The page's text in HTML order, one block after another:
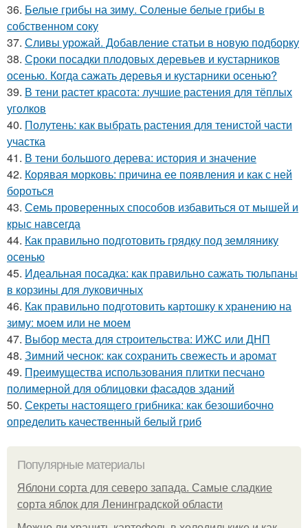
36. Белые грибы на зиму. Соленые белые грибы в
собственном соку
37. Сливы урожай. Добавление статьи в новую подборку
38. Сроки посадки плодовых деревьев и кустарников
осенью. Когда сажать деревья и кустарники осенью?
39. В тени растет красота: лучшие растения для тёплых
уголков
40. Полутень: как выбрать растения для тенистой части
участка
41. В тени большого дерева: история и значение
42. Корявая морковь: причина ее появления и как с ней
бороться
43. Семь проверенных способов избавиться от мышей и
крыс навсегда
44. Как правильно подготовить грядку под землянику
осенью
45. Идеальная посадка: как правильно сажать тюльпаны
в корзины для луковичных
46. Как правильно подготовить картошку к хранению на
зиму: моем или не моем
47. Выбор места для строительства: ИЖС или ДНП
48. Зимний чеснок: как сохранить свежесть и аромат
49. Преимущества использования плитки песчано
полимерной для облицовки фасадов зданий
50. Секреты настоящего грибника: как безошибочно
определить качественный белый гриб
Популярные материалы
Яблони сорта для северо запада. Самые сладкие
сорта яблок для Ленинградской области